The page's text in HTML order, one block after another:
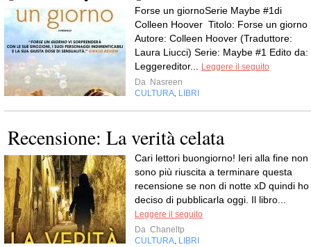
Forse un giornoSerie Maybe #1di
Colleen Hoover Titolo: Forse un giorno
Autore: Colleen Hoover (Traduttore:
Laura Liucci) Serie: Maybe #1 Edito da:
Leggereditor...
Leggere il seguito
Da Nasreen
CULTURA LIBRI
Recensione: La verità celata
Cari lettori buongiorno! Ieri alla fine non
sono più riuscita a terminare questa
recensione se non di notte xD quindi ho
deciso di pubblicarla oggi. Il libro...
Leggere il seguito
Da Chaneltp
CULTURA LIBRI